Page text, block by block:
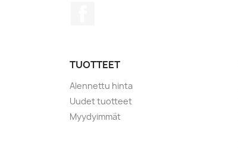
TUOTTEET
Alennettu hinta
Uudet tuotteet
Myydyimmät